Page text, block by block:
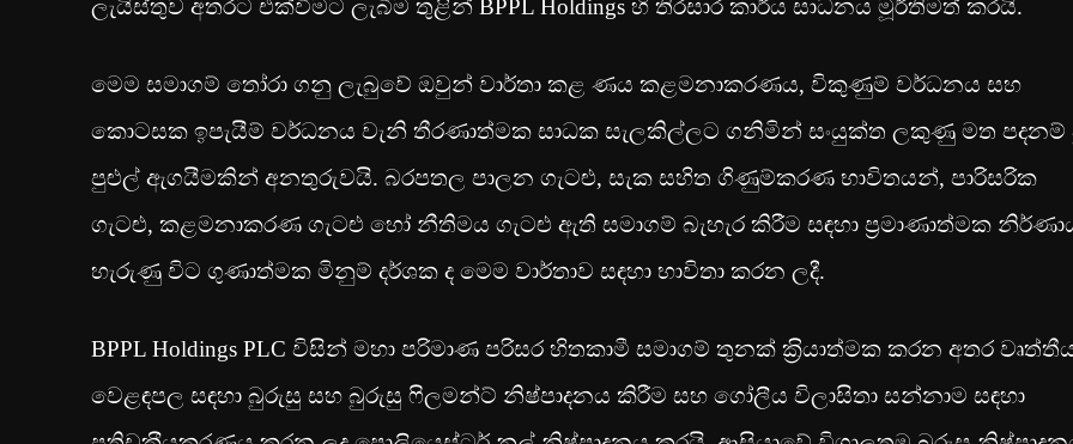
ලැයිස්තුව අතරට එක්වීමට ලැබීම තුළින් BPPL Holdings හි තිරසාර කාර්ය සාධනය මූර්තිමත් කරයි.
මෙම සමාගම් තෝරා ගනු ලැබුවේ ඔවුන් වාර්තා කළ ණය කළමනාකරණය, විකුණුම් වර්ධනය සහ
කොටසක ඉපැයීම් වර්ධනය වැනි තීරණාත්මක සාධක සැලකිල්ලට ගනිමින් සංයුක්ත ලකුණු මත පදනම්
පුළුල් ඇගයීමකින් අනතුරුවයි. බරපතල පාලන ගැටළු, සැක සහිත ගිණුම්කරණ භාවිතයන්, පාරිසරික
ගැටළු, කළමනාකරණ ගැටළු හෝ නීතිමය ගැටළු ඇති සමාගම් බැහැර කිරීම සඳහා ප‍්‍රමාණාත්මක
හැරුණු විට ගුණාත්මක මිනුම් දර්ශක ද මෙම වාර්තාව සඳහා භාවිතා කරන ලදී.
BPPL Holdings PLC විසින් මහා පරිමාණ පරිසර හිතකාමී සමාගම් තුනක් ක‍්‍රියාත්මක කරන අතර
වෙළඳපල සඳහා බුරුසු සහ බුරුසු ෆිලමන්ට් නිෂ්පාදනය කිරීම සහ ගෝලීය විලාසිතා සන්නාම සඳහා